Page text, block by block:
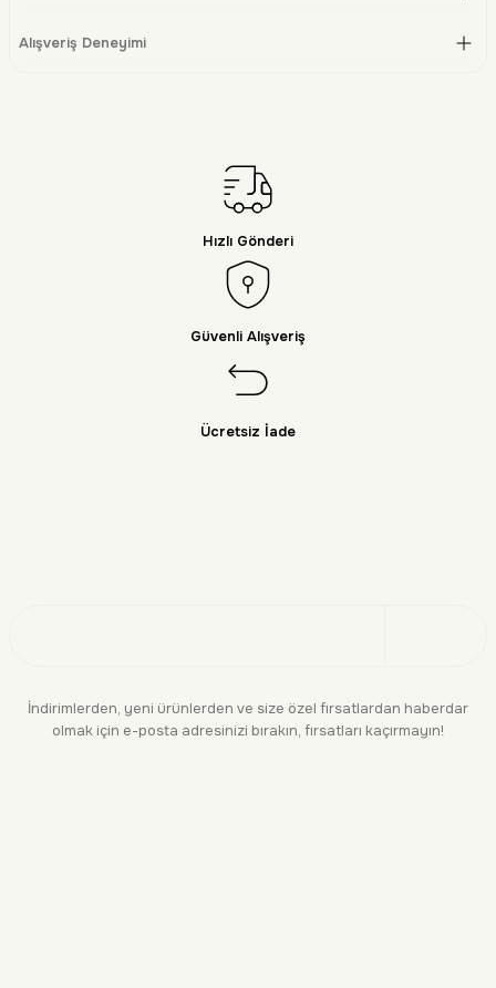
Alışveriş Deneyimi
Hızlı Gönderi
Güvenli Alışveriş
Ücretsiz İade
İndirimlerden, yeni ürünlerden ve size özel fırsatlardan haberdar
olmak için e-posta adresinizi bırakın, fırsatları kaçırmayın!